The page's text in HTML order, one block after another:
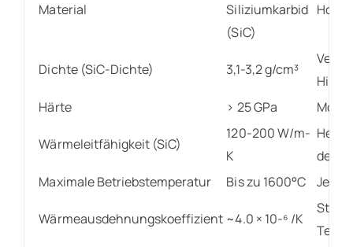
Material
Siliziumkarbid
(SiC)
Dichte (SiC-Dichte) 3,1-3,2 g/cm³
Härte
> 25 GPa
Wärmeleitfähigkeit (SiC)
120-200 W/m-
K
den
Maximale Betriebstemperatur
Bis zu 1600°C Je
Wärmeausdehnungskoeffizient ~4.0 × 10-⁶ /K
Stabil